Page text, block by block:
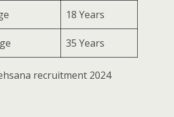
18 Years
35 Years
recruitment 2024